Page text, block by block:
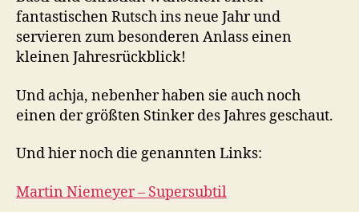
fantastischen Rutsch ins neue Jahr und
servieren zum besonderen Anlass einen
kleinen Jahresrückblick!
Und achja, nebenher haben sie auch noch
einen der größten Stinker des Jahres geschaut.
Und hier noch die genannten Links:
Martin Niemeyer – Supersubtil